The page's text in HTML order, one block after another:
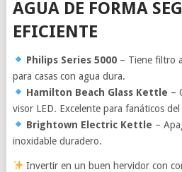
AGUA DE FORMA
EFICIENTE
Philips Series 5000 – Tiene filtro
para casas con agua dura.
Hamilton Beach Glass Kettle –
visor LED. Excelente para fanáticos del
Brightown Electric Kettle –
inoxidable duradero.
Invertir en un buen hervidor con